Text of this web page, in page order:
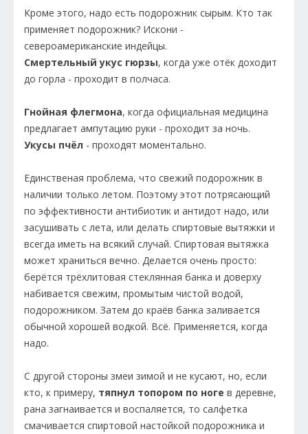
Кроме этого, надо есть подорожник сырым. Кто так
применяет подорожник? Искони -
североамериканские индейцы.
Смертельный укус гюрзы, когда уже отёк доходит
до горла - проходит в полчаса.
Гнойная флегмона, когда официальная медицина
предлагает ампутацию руки - проходит за ночь.
Укусы пчёл - проходят моментально.
Единственая проблема, что свежий подорожник в
наличии только летом. Поэтому этот потрясающий
по эффективности антибиотик и антидот надо, или
засушивать с лета, или делать спиртовые вытяжки и
всегда иметь на всякий случай. Спиртовая вытяжка
может храниться вечно. Делается очень просто:
берётся трёхлитовая стеклянная банка и доверху
набивается свежим, промытым чистой водой,
подорожником. Затем до краёв банка заливается
обычной хорошей водкой. Всё. Применяется, когда
надо.
С другой стороны змеи зимой и не кусают, но, если
кто, к примеру, тяпнул топором по ноге в деревне,
рана загнаивается и воспаляется, то салфетка
смачивается спиртовой настойкой подорожника и